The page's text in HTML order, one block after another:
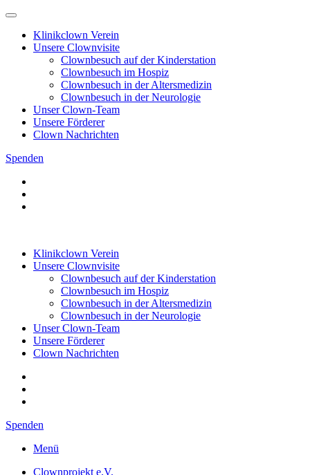
Klinikclown Verein
Unsere Clownvisite
Clownbesuch auf der Kinderstation
Clownbesuch im Hospiz
Clownbesuch in der Altersmedizin
Clownbesuch in der Neurologie
Unser Clown-Team
Unsere Förderer
Clown Nachrichten
Spenden
Klinikclown Verein
Unsere Clownvisite
Clownbesuch auf der Kinderstation
Clownbesuch im Hospiz
Clownbesuch in der Altersmedizin
Clownbesuch in der Neurologie
Unser Clown-Team
Unsere Förderer
Clown Nachrichten
Spenden
Menü
Clownprojekt e.V.